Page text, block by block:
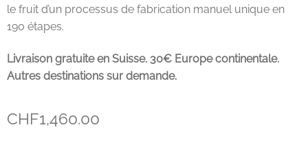
Paraboot
TLB
Zonkey Boot
le fruit d’un processus de fabrication manuel unique en
190 étapes.
Livraison gratuite en Suisse. 30€ Europe continentale.
Autres destinations sur demande.
CHF1,460.00